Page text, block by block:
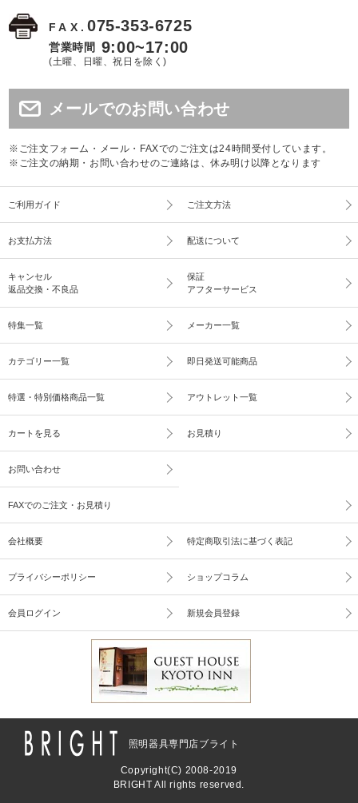
FAX.075-353-6725
営業時間 9:00~17:00
(土曜、日曜、祝日を除く)
メールでのお問い合わせ
※ご注文フォーム・メール・FAXでのご注文は24時間受付しています。
※ご注文の納期・お問い合わせのご連絡は、休み明け以降となります
ご利用ガイド ご注文方法
お支払方法 配送について
キャンセル
返品交換・不良品
保証
アフターサービス
特集一覧 メーカー一覧
カテゴリー一覧 即日発送可能商品
特選・特別価格商品一覧 アウトレット一覧
カートを見る お見積り
お問い合わせ
FAXでのご注文・お見積り
会社概要 特定商取引法に基づく表記
プライバシーポリシー ショップコラム
会員ログイン 新規会員登録
照明器具専門店ブライト
Copyright(C) 2008-2019
BRIGHT All rights reserved.